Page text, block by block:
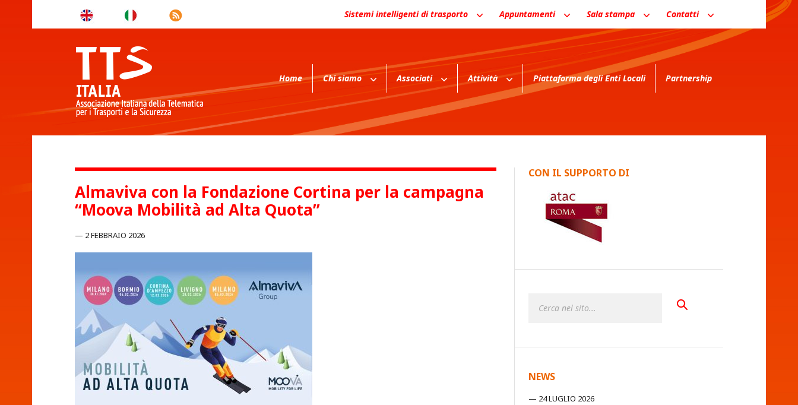
Sistemi intelligenti di trasporto Appuntamenti Sala stampa Contatti
Home Chi siamo Associati Attività Piattaforma degli Enti Locali Partnership
Almaviva con la Fondazione Cortina per la campagna
“Moova Mobilità ad Alta Quota”
2 FEBBRAIO 2026
CON IL SUPPORTO DI
NEWS
24 LUGLIO 2026